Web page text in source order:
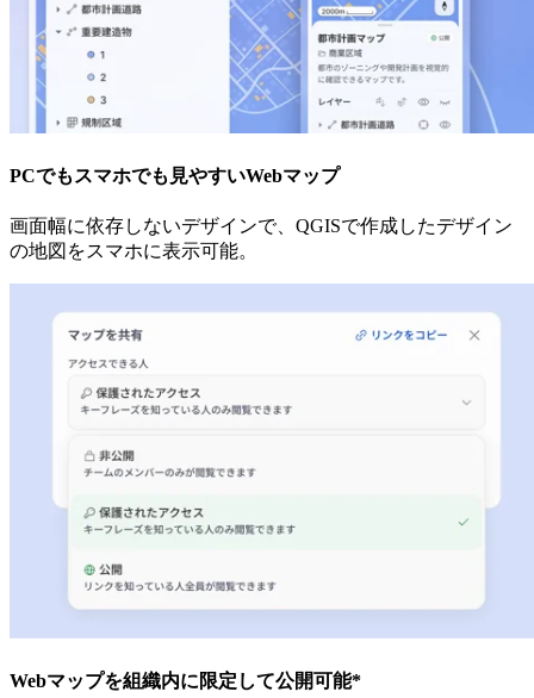
PCでもスマホでも見やすいWebマップ
画面幅に依存しないデザインで、QGISで作成したデザイン
の地図をスマホに表示可能。
Webマップを組織内に限定して公開可能*